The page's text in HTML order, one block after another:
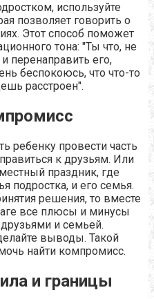
используйте
позволяет говорить о
Этот способ поможет
тона: "Ты что, не
перенаправить его,
беспокоюсь, что что-то
расстроен".
ребенку провести часть
к друзьям. Или
праздник, где
подростка, и его семья.
решения, то вместе
все плюсы и минусы
и семьей.
выводы. Такой
найти компромисс.
и границы